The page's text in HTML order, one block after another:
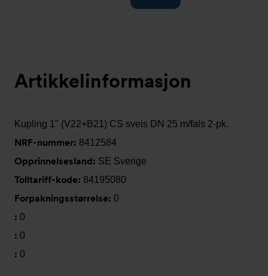
Artikkelinformasjon
Kupling 1" (V22+B21) CS sveis DN 25 m/fals 2-pk.
NRF-nummer: 8412584
Opprinnelsesland: SE Sverige
Tolltariff-kode: 84195080
Forpakningsstørrelse: 0
: 0
: 0
: 0